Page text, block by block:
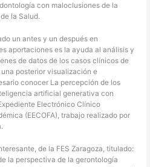
con maloclusiones de la
la Salud.
un antes y un después en
aportaciones es la ayuda al análisis y
de datos de los casos clínicos de
posterior visualización e
conocer La percepción de los
artificial generativa con
Electrónico Clínico
(EECOFA), trabajo realizado por
de la FES Zaragoza, titulado:
la perspectiva de la gerontología